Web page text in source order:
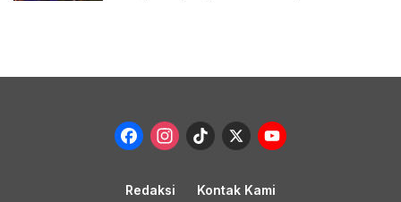
Facebook
Instagram
TikTok
X
Redaksi Kontak Kami